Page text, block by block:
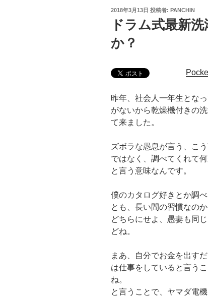
投
日:
2018年3月13日 投稿者: PANCHIN
ドラム式最新
か？
昨年、社会人一年生とな
がないから乾燥機付きの
て来ました。
ズボラな愚息が言う、こ
ではなく、調べてくれて
と言う意味なんです。
僕のカタログ好きとか調
とも、長い間の習慣なのか
どちらにせよ、愚妻も同
どね。
まあ、自分でお金を出す
は仕事をしていると言う
ね。
と言うことで、ヤマダ電